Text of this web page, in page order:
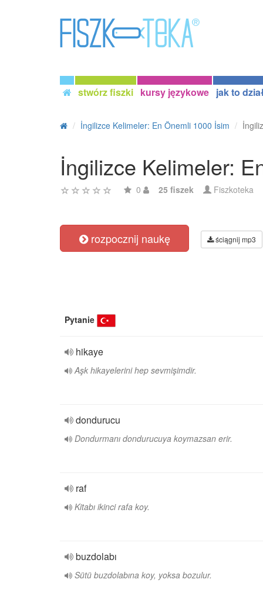
stwórz fiszki kursy językowe jak to
İngilizce Kelimeler: En Önemli 1000 İsim
İngilizce Kelimeler:
0 25 fiszek Fiszkoteka
rozpocznij naukę ściągnij mp3
Pytanie
hikaye
Aşk hikayelerini hep sevmişimdir.
dondurucu
Dondurmanı dondurucuya koymazsan erir.
raf
Kitabı ikinci rafa koy.
buzdolabı
Sütü buzdolabına koy, yoksa bozulur.